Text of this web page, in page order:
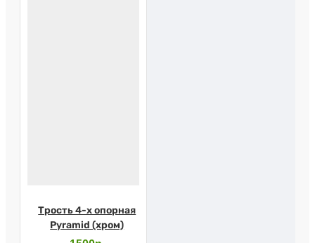
Трость 4-х опорная
Pyramid (хром)